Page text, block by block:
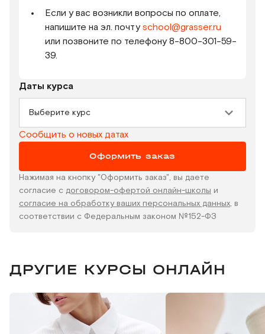
Если у вас возникли вопросы по оплате,
напишите на эл. почтуschool@grasser.ru
или позвоните по телефону 8-800-301-59-
39.
Даты курса
Выберите курс
Сообщить о новых датах
Оформить заказ
Нажимая на кнопку "Оформить заказ", вы даете
согласие с договором-офертой онлайн-школы и
согласие на обработку ваших персональных данных , в
соответствии с Федеральным законом №152-ФЗ
ДРУГИЕ КУРСЫ ОНЛАЙН